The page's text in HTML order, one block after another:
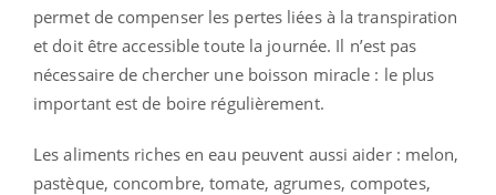
permet de compenser les pertes liées à la transpiration
et doit être accessible toute la journée. Il n’est pas
nécessaire de chercher une boisson miracle : le plus
important est de boire régulièrement.
Les aliments riches en eau peuvent aussi aider : melon,
pastèque, concombre, tomate, agrumes, compotes,